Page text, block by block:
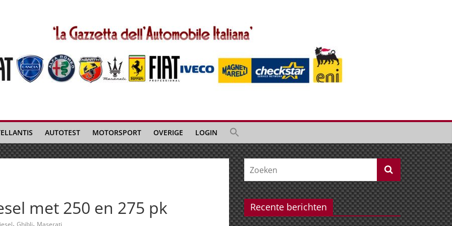
AUTOTEST MOTORSPORT OVERIGE LOGIN
met 250 en 275 pk
, Ghibli, Maserati
Recente berichten